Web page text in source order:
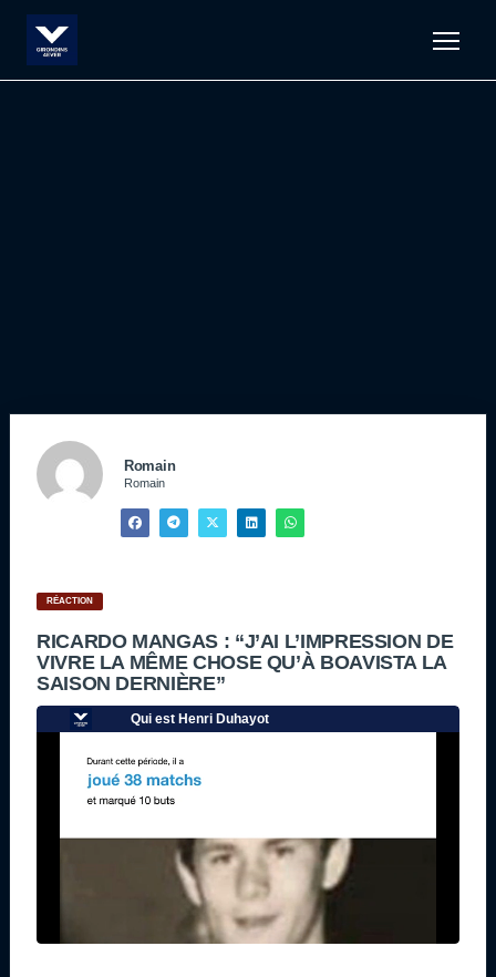
Romain
Romain
RÉACTION
RICARDO MANGAS : “J’AI L’IMPRESSION DE
VIVRE LA MÊME CHOSE QU’À BOAVISTA LA
SAISON DERNIÈRE”